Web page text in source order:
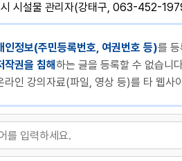
시설물 관리자(강태구, 063-452-
인정보(주민등록번호, 여권번호 등)를
작권을 침해하는 글을 등록할 수 없습니
라인 강의자료(파일, 영상 등)를 타 웹사